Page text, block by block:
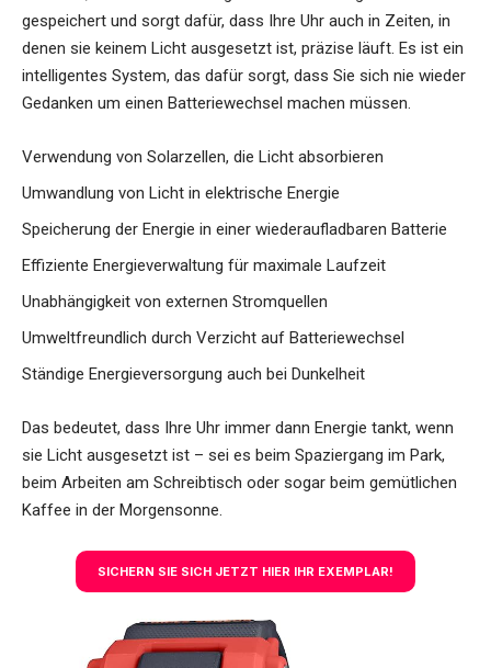
gespeichert und sorgt dafür, dass Ihre Uhr auch in Zeiten, in
denen sie keinem Licht ausgesetzt ist, präzise läuft. Es ist ein
intelligentes System, das dafür sorgt, dass Sie sich nie wieder
Gedanken um einen Batteriewechsel machen müssen.
Verwendung von Solarzellen, die Licht absorbieren
Umwandlung von Licht in elektrische Energie
Speicherung der Energie in einer wiederaufladbaren Batterie
Effiziente Energieverwaltung für maximale Laufzeit
Unabhängigkeit von externen Stromquellen
Umweltfreundlich durch Verzicht auf Batteriewechsel
Ständige Energieversorgung auch bei Dunkelheit
Das bedeutet, dass Ihre Uhr immer dann Energie tankt, wenn
sie Licht ausgesetzt ist – sei es beim Spaziergang im Park,
beim Arbeiten am Schreibtisch oder sogar beim gemütlichen
Kaffee in der Morgensonne.
SICHERN SIE SICH JETZT HIER IHR EXEMPLAR!